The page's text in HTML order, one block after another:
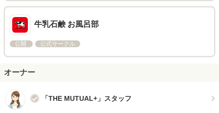
牛乳石鹸 お風呂部
公開 公式サークル
オーナー
「THE MUTUAL+」スタッフ